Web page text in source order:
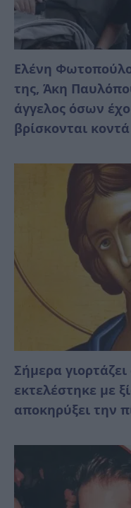
Ελένη
της, Άκη
άγγελος όσων
βρίσκονται
Σήμερα
εκτελέστηκε με
αποκηρύξει την